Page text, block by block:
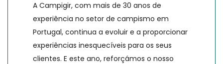
A Campigir, com mais de 30 anos de
experiência no setor de campismo em
Portugal, continua a evoluir e a proporcionar
experiências inesquecíveis para os seus
clientes. E este ano, reforçámos o nosso